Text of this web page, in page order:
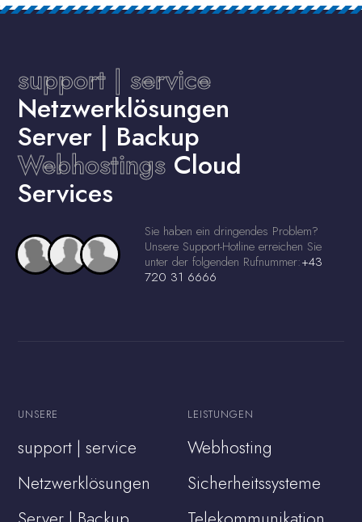
support | service
Netzwerklösungen
Server | Backup
Webhostings Cloud
Services
Sie haben ein dringendes Problem?
Unsere Support-Hotline erreichen Sie
unter der folgenden Rufnummer:+43
720 31 6666
UNSERE
support | service
Netzwerklösungen
LEISTUNGEN
Webhosting
Sicherheitssysteme